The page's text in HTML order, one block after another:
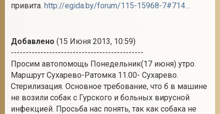
привита.
http://egida.by/forum/115-15968-7#714041
Добавлено (15 Июня 2013, 10:59)
---------------------------------------------
Просим автопомощь Понедельник(17 июня) утро.
Маршрут Сухарево-Ратомка 11.00- Сухарево.
Стерилизация. Основное требование, что б в машине
не возили собак с Гурского и больных вирусной
инфекцией. Просьба нас понять, так как собака не